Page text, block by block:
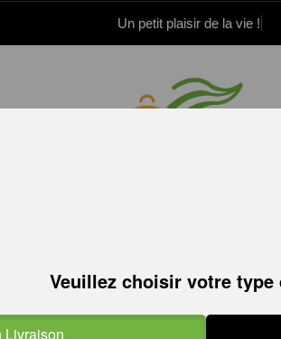
Un petit plaisir de la vie !
PIZZAS BARBECUE